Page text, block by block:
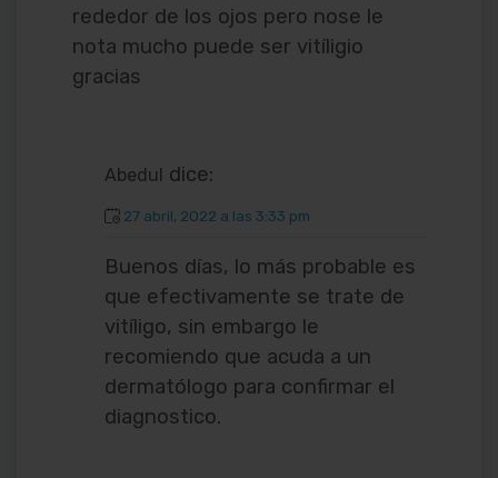
rededor de los ojos pero nose le
nota mucho puede ser vitíligio
gracias
Abedul dice:
27 abril, 2022 a las 3:33 pm
Buenos días, lo más probable es
que efectivamente se trate de
vitíligo, sin embargo le
recomiendo que acuda a un
dermatólogo para confirmar el
diagnostico.